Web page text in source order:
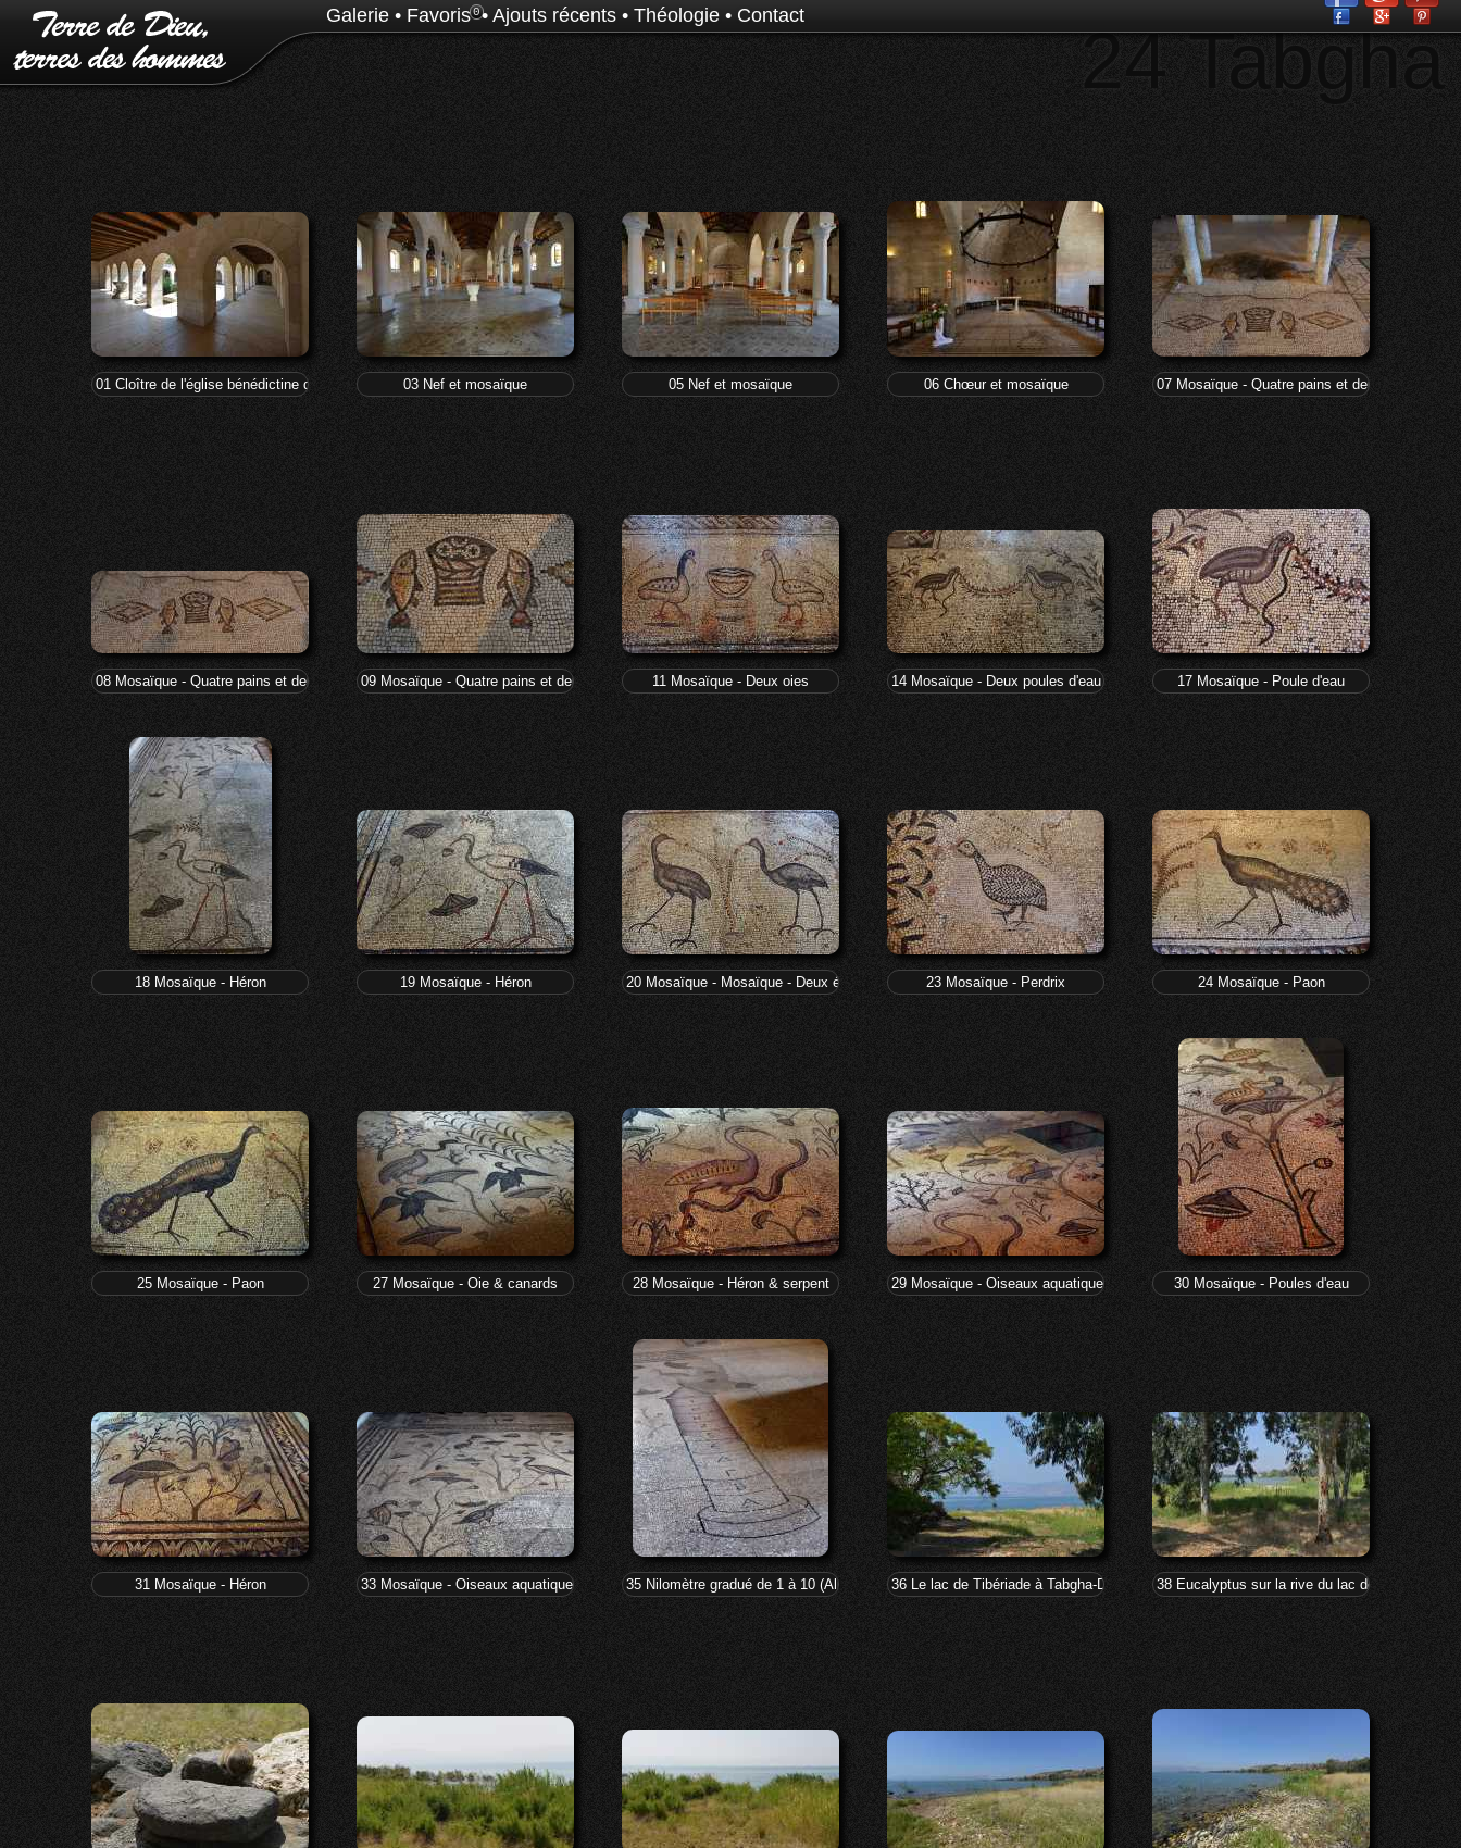
Galerie • Favoris0• Ajouts récents • Théologie • Contact
24 Tabgha
01 Cloître de l'église bénédictine de la multiplication des pains et des poissons
03 Nef et mosaïque 05 Nef et mosaïque 06 Chœur et mosaïque 07 Mosaïque - Quatre pains et deux poissons
08 Mosaïque - Quatre pains et deux poissons09 Mosaïque - Quatre pains et deux poissons 11 Mosaïque - Deux oies 14 Mosaïque - Deux poules d'eau 17 Mosaïque - Poule d'eau
18 Mosaïque - Héron 19 Mosaïque - Héron 20 Mosaïque - Mosaïque - Deux échassiers 23 Mosaïque - Perdrix 24 Mosaïque - Paon
25 Mosaïque - Paon 27 Mosaïque - Oie & canards 28 Mosaïque - Héron & serpent 29 Mosaïque - Oiseaux aquatiques 30 Mosaïque - Poules d'eau
31 Mosaïque - Héron 33 Mosaïque - Oiseaux aquatiques 35 Nilomètre gradué de 1 à 10 (Alpha à Iota)36 Le lac de Tibériade à Tabgha-Dalmanutha38 Eucalyptus sur la rive du lac de Tibériade à